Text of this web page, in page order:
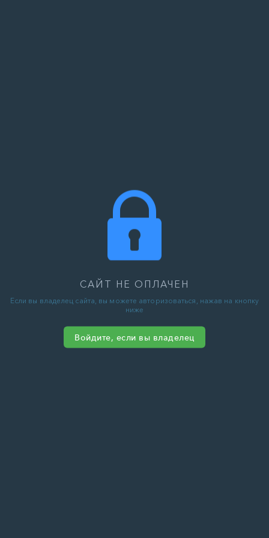
САЙТ НЕ ОПЛАЧЕН
Если вы владелец сайта, вы можете авторизоваться, нажав на кнопку
ниже
Войдите, если вы владелец